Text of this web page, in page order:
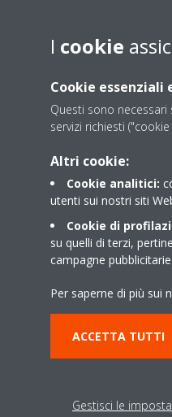
SECONDA TRAVERSA
80124 NAPOLI NA
I cookie
Cookie essenziali
Questi sono
servizi richiesti ("cookie
Altri cookie:
Cookie analitici:
utenti sui nostri siti
Cookie di
su quelli di terzi,
campagne pubblicitarie
Per saperne di più sui
ACCETTA TUTTI
Gestisci le